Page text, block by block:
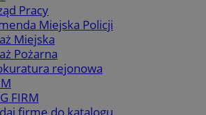
Pracy
Miejska Policji
Miejska
Pożarna
rejonowa
FIRM